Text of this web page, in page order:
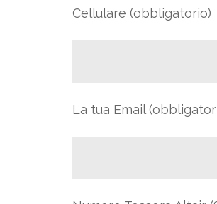
Cellulare (obbligatorio)
La tua Email